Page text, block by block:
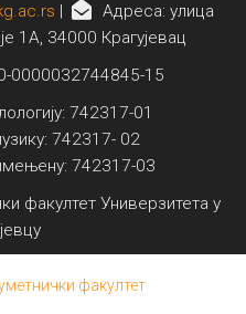
|
Адреса: улица
1А, 34000 Крагујевац
0000032744845-15
742317-01
742317- 02
742317-03
факултет Универзитета у
факултет